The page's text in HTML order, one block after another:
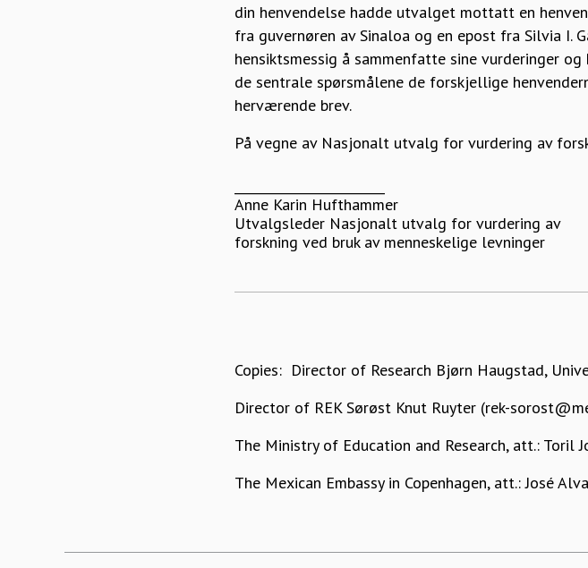
din henvendelse hadde utvalget mottatt en
fra guvernøren av Sinaloa og en epost fra Silvia I.
hensiktsmessig å sammenfatte sine vurderinger
de sentrale spørsmålene de forskjellige
herværende brev.
På vegne av Nasjonalt utvalg for vurdering av
Anne Karin Hufthammer
Utvalgsleder Nasjonalt utvalg for vurdering av
forskning ved bruk av menneskelige levninger
Copies: Director of Research Bjørn Haugstad,
Director of REK Sørøst Knut Ruyter (rek-
The Ministry of Education and Research, att.: Toril
The Mexican Embassy in Copenhagen, att.: José